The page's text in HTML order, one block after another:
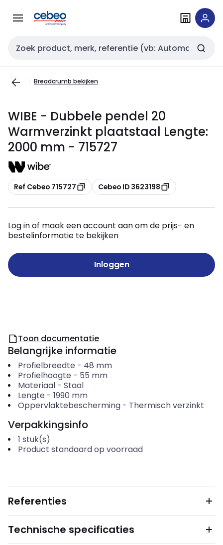
naar
naar
Zoekveld invoer
Breadcrumb bekijken
WIBE - Dubbele pendel 20
Warmverzinkt plaatstaal Lengte:
2000 mm - 715727
Kopiëren
Ref Cebeo 715727 Kopiëren
Cebeo ID 3623198
Log in of maak een account aan om de prijs- en
bestelinformatie te bekijken
Inloggen
Toon documentatie
Belangrijke informatie
Profielbreedte - 48 mm
Profielhoogte - 55 mm
Materiaal- Staal
Lengte - 1990 mm
Oppervlaktebescherming- Thermisch verzinkt
Verpakkingsinfo
1 stuk(s)
Product standaard op voorraad
Referenties
Technische specificaties